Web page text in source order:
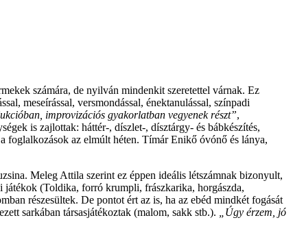
számára, de nyilván mindenkit szeretettel várnak. Ez
meseírással, versmondással, énektanulással, színpadi
improvizációs gyakorlatban vegyenek részt”,
is zajlottak: háttér-, díszlet-, dísztárgy- és bábkészítés,
foglalkozások az elmúlt héten. Tímár Enikő óvónő és lánya,
Meleg Attila szerint ez éppen ideális létszámnak bizonyult,
játékok (Toldika, forró krumpli, frászkarika, horgászda,
részesültek. De pontot ért az is, ha az ebéd mindkét fogását
sarkában társasjátékoztak (malom, sakk stb.). „Úgy érzem, jó